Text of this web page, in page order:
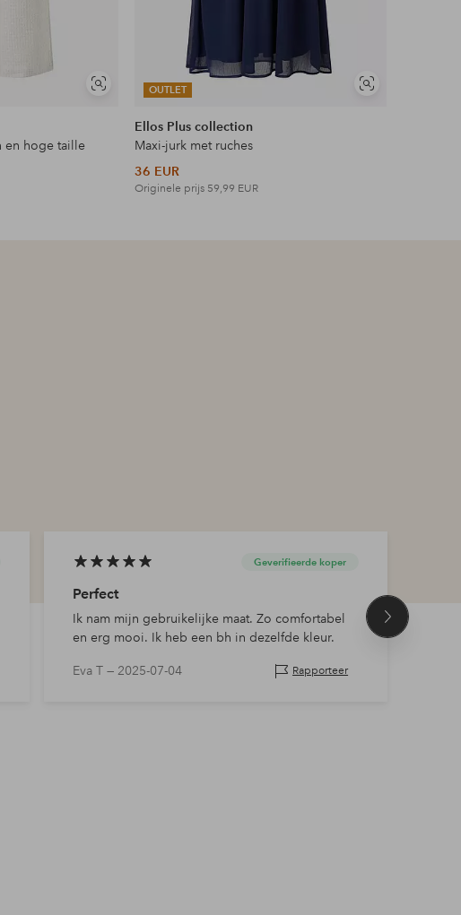
Soortgelijke
en hoge taille
OUTLET
Soortgelijke
Ellos Plus collection
Maxi-jurk met ruches
36 EUR
Originele prijs 59,99 EUR
Geverifieerde koper
Perfect
Ik nam mijn gebruikelijke maat. Zo comfortabel
en erg mooi. Ik heb een bh in dezelfde kleur.
Eva T —2025-07-04 Rapporteer
Volgend